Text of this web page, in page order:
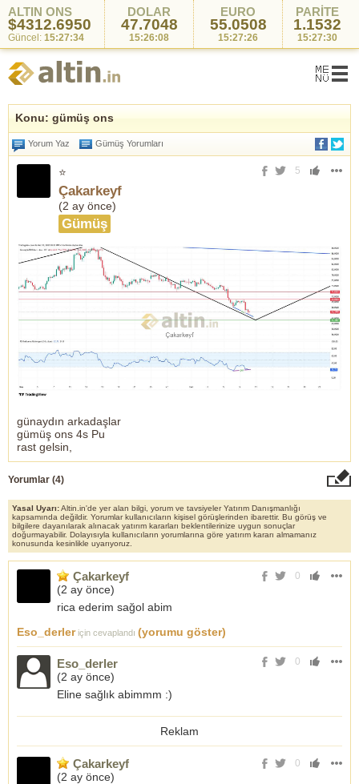
ALTIN ONS
$4312.6950
Güncel: 15:27:34
DOLAR
47.7048
15:26:08
EURO
55.0508
15:27:26
PARİTE
1.1532
15:27:30
Konu: gümüş ons
Yorum Yaz Gümüş Yorumları
⭐
Çakarkeyf
(2 ay önce)
Gümüş
5
günaydın arkadaşlar
gümüş ons 4s Pu
rast gelsin,
Yorumlar (4)
Yasal Uyarı:Altin.in'de yer alan bilgi, yorum ve tavsiyeler Yatırım Danışmanlığı
kapsamında değildir. Yorumlar kullanıcıların kişisel görüşlerinden ibarettir. Bu görüş ve
bilgilere dayanılarak alınacak yatırım kararları beklentilerinize uygun sonuçlar
doğurmayabilir. Dolayısıyla kullanıcıların yorumlarına göre yatırım kararı almamanız
konusunda kesinlikle uyarıyoruz.
0
Çakarkeyf
(2 ay önce)
rica ederim sağol abim
Eso_derleriçin cevaplandı (yorumu göster)
0
Eso_derler
(2 ay önce)
Eline sağlık abimmm :)
Reklam
0
Çakarkeyf
(2 ay önce)